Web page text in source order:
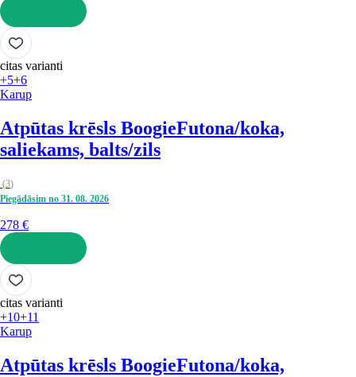
LIKT GROZĀ
citas varianti
+5+6
Karup
Atpūtas krēsls BoogieFutona/koka,
saliekams, balts/zils
(3)
Piegādāsim no 31. 08. 2026
278 €
LIKT GROZĀ
citas varianti
+10+11
Karup
Atpūtas krēsls BoogieFutona/koka,